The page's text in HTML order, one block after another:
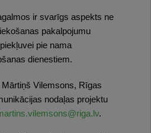
ir svarīgs aspekts ne
pakalpojumu
pie nama
dienestiem.
Vilemsons, Rīgas
nodaļas projektu
.